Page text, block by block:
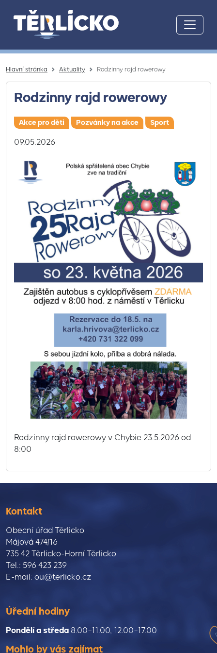
Hlavní stránka Aktuality Rodzinny rajd rowerowy
Rodzinny rajd rowerowy
Akce pro děti Pozvánky na akce Sport
09.05.2026
Rodzinny rajd rowerowy v Chybie 23.5.2026 od
8:00
Kontakt
Obecní úřad Těrlicko
Májová 474/16
735 42 Těrlicko-Horní Těrlicko
Tel.: 596 423 239
E-mail: ou@terlicko.cz
Úřední hodiny
Pondělí a středa 8.00–11.00, 12.00–17.00
Mohlo by vás zajímat